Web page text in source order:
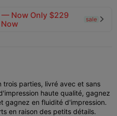
— Now Only $229
Now
sale 
parties, livré avec et sans
haute qualité, gagnez
gagnez en fluidité d'impression.
en raison des petits détails.